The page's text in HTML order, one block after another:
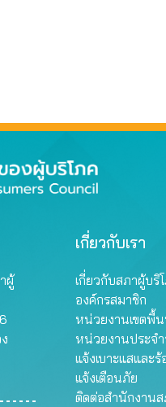
ผู้
เกี่ยวกับเรา
เกี่ยวกับสภาผู้บริ
องค์กรสมาชิก
หน่วยงานเขตพื้
หน่วยงานประจ
แจ้งเบาะแสและ
แจ้งเตือนภัย
ติดต่อสำนักงานส